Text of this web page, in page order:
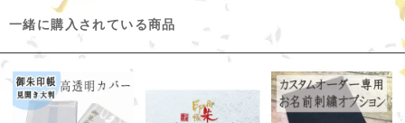
一緒に購入されている商品